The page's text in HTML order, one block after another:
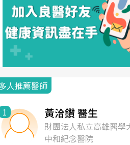
人推薦醫師
1 黃洽鑽 醫生
財團法人私立高雄醫學
中和紀念醫院